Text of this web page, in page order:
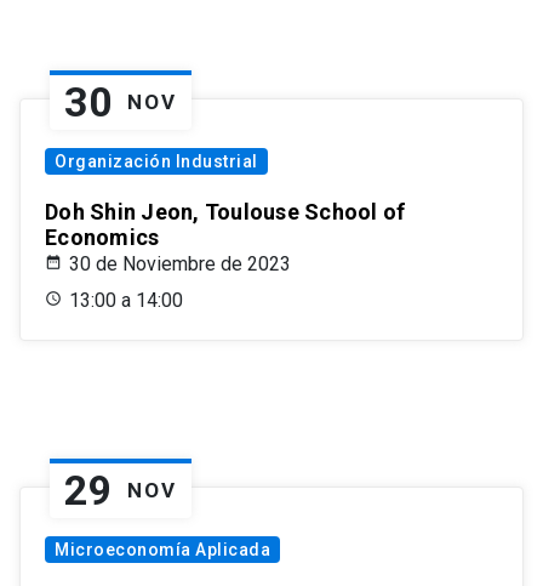
30 NOV
Organización Industrial
Doh Shin Jeon, Toulouse School of
Economics
30 de Noviembre de 2023
13:00 a 14:00
29 NOV
Microeconomía Aplicada